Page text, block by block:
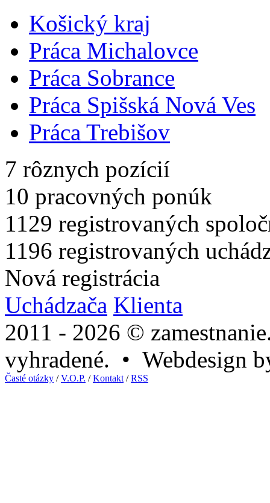
Košický kraj
Práca Michalovce
Práca Sobrance
Práca Spišská Nová Ves
Práca Trebišov
7 rôznych pozícií
10 pracovných ponúk
1129 registrovaných
1196 registrovaných
Nová registrácia
Uchádzača Klienta
2011 - 2026 ©
vyhradené. • Webdesign
Časté otázky /V.O.P. /Kontakt /RSS